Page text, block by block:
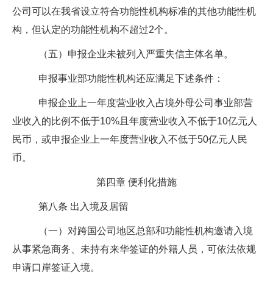
公司可以在我省设立符合功能性机构标准的其他功能性机
构，但认定的功能性机构不超过2个。
（五）申报企业未被列入严重失信主体名单。
申报事业部功能性机构还应满足下述条件：
申报企业上一年度营业收入占境外母公司事业部营
业收入的比例不低于10% 且年度营业收入不低于10亿元人
民币，或申报企业上一年度营业收入不低于50亿元人民
币。
第四章 便利化措施
第八条 出入境及居留
（一）对跨国公司地区总部和功能性机构邀请入境
从事紧急商务、未持有来华签证的外籍人员，可依法依规
申请口岸签证入境。